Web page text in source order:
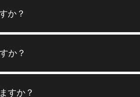
か？
か？
すか？